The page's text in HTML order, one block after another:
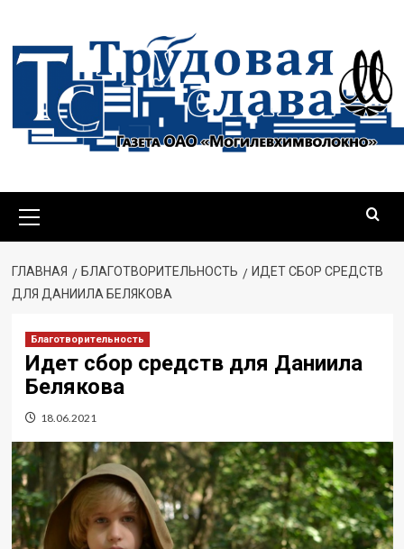
содержимому
меню
ГЛАВНАЯ БЛАГОТВОРИТЕЛЬНОСТЬ
ИДЕТ СБОР СРЕДСТВ
ДЛЯ ДАНИИЛА БЕЛЯКОВА
Благотворительность
Идет сбор средств для Даниила
Белякова
18.06.2021